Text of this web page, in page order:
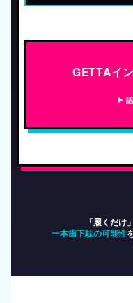
GETTAイ
▶ 認
「履くだけ
一本歯下駄の可能性